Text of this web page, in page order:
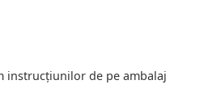
instrucțiunilor de pe ambalaj